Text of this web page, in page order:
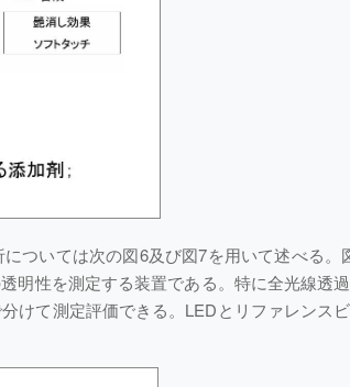
ついては次の図6及び図7を用いて述べる。
明性を測定する装置である。特に全光線透
けて測定評価できる。LEDとリファレンス